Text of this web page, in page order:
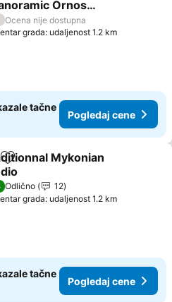
Ornos
Pool & Walk to the
Ocena nije dostupna
grada: udaljenost 1.2 km
tačne
Pogledaj cene
Dodati u favorite
Mykonian
Odlično
12
grada: udaljenost 1.2 km
tačne
Pogledaj cene